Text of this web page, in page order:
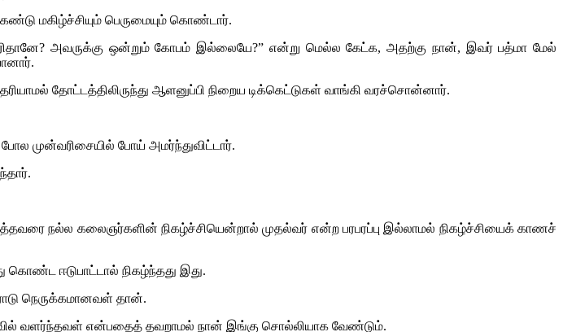
மகிழ்ச்சியும் பெருமையும் கொண்டார்.
அவருக்கு ஒன்றும் கோபம் இல்லையே?” என்று மெல்ல கேட்க, அதற்கு நான், இவர் பத்மா மேல்
தோட்டத்திலிருந்து ஆளனுப்பி நிறைய டிக்கெட்டுகள் வாங்கி வரச்சொன்னார்.
முன்வரிசையில் போய் அமர்ந்துவிட்டார்.
நல்ல கலைஞர்களின் நிகழ்ச்சியென்றால் முதல்வர் என்ற பரபரப்பு இல்லாமல் நிகழ்ச்சியைக் காணச்
கொண்ட ஈடுபாட்டால் நிகழ்ந்தது இது.
நெருக்கமானவள் தான்.
வளர்ந்தவள் என்பதைத் தவறாமல் நான் இங்கு சொல்லியாக வேண்டும்.